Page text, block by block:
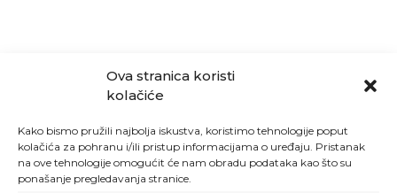
Ova stranica koristi
kolačiće
Kako bismo pružili najbolja iskustva, koristimo tehnologije poput
kolačića za pohranu i/ili pristup informacijama o uređaju. Pristanak
na ove tehnologije omogućit će nam obradu podataka kao što su
ponašanje pregledavanja stranice.